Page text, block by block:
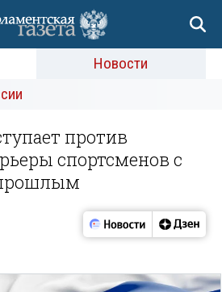
Новости
против
спортсменов с